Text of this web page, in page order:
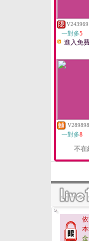
V243969
一對多5
進入免
V289898
一對多8
不在